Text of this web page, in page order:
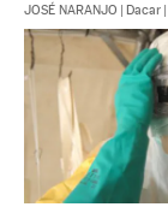
JOSÉ NARANJO | Dacar |